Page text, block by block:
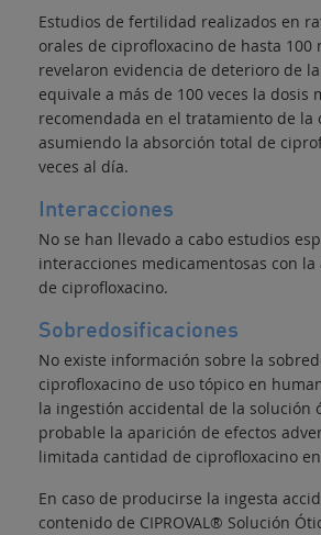
Estudios de fertilidad realizados en
orales de ciprofloxacino de hasta 100
revelaron evidencia de deterioro de
equivale a más de 100 veces la dosis
recomendada en el tratamiento de la
asumiendo la absorción total de
veces al día.
Interacciones
No se han llevado a cabo estudios
interacciones medicamentosas con
de ciprofloxacino.
Sobredosificaciones
No existe información sobre la
ciprofloxacino de uso tópico en
la ingestión accidental de la solución
probable la aparición de efectos
limitada cantidad de ciprofloxacino
En caso de producirse la ingesta
contenido de CIPROVAL® Solución